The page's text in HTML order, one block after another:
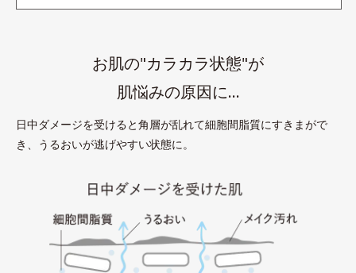
お肌の"カラカラ状態"が
肌悩みの原因に…
日中ダメージを受けると角層が乱れて細胞間脂質にすきまがで
き、うるおいが逃げやすい状態に。